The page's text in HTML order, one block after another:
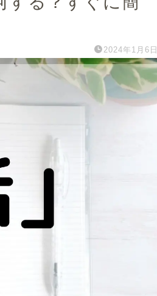
2024年1月6日